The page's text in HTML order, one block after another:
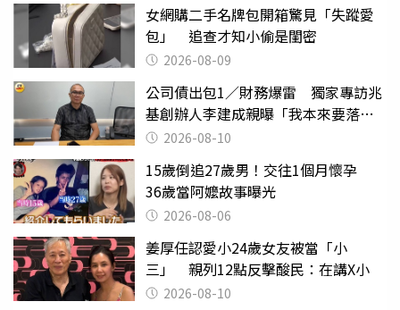
女網購二手名牌包開箱驚見「失蹤愛
包」 追查才知小偷是閨密
2026-08-09
公司債出包1／財務爆雷 獨家專訪兆
基創辦人李建成親曝「我本來要落
跑」2026-08-10
15歲倒追27歲男！交往1個月懷孕
36歲當阿嬤故事曝光
2026-08-06
姜厚任認愛小24歲女友被當「小
三」 親列12點反擊酸民：在講X小
2026-08-10